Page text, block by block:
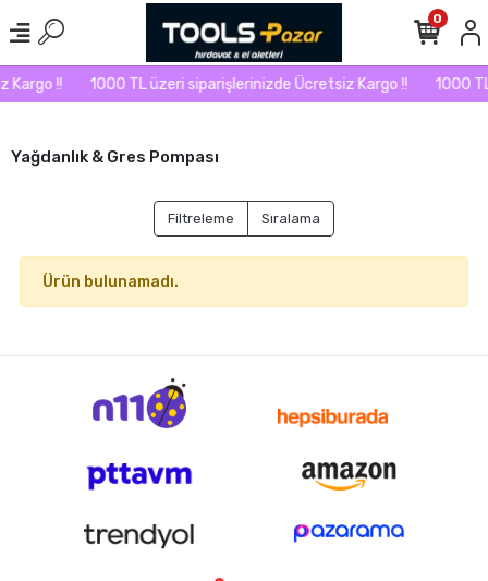
Kargo !! 1000 TL üzeri siparişlerinizde Ücretsiz Kargo !! 1000
0
Yağdanlık & Gres Pompası
Filtreleme Sıralama
Ürün bulunamadı.